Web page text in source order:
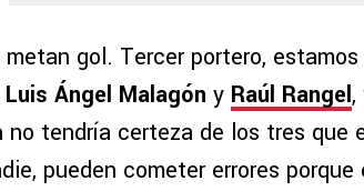
metan gol. Tercer portero,
Luis Ángel Malagón y Raúl Rangel,
tendría certeza de los tres que
pueden cometer errores